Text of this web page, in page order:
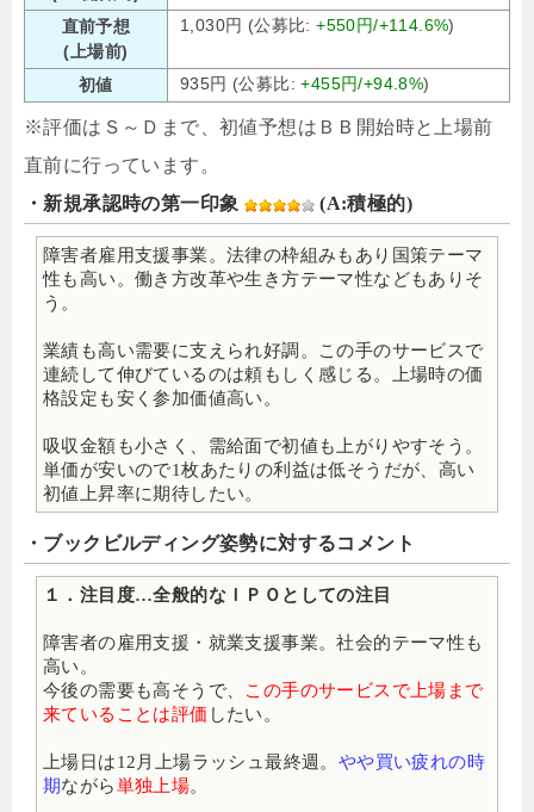
直前予想
(上場前)
1,030円 (公募比:+550円/+114.6%)
初値 935円 (公募比:+455円/+94.8%)
※評価はＳ～Ｄまで、初値予想はＢＢ開始時と上場前
直前に行っています。
・新規承認時の第一印象
(A:積極的)
障害者雇用支援事業。法律の枠組みもあり国策テーマ
性も高い。働き方改革や生き方テーマ性などもありそ
う。
業績も高い需要に支えられ好調。この手のサービスで
連続して伸びているのは頼もしく感じる。上場時の価
格設定も安く参加価値高い。
吸収金額も小さく、需給面で初値も上がりやすそう。
単価が安いので1枚あたりの利益は低そうだが、高い
初値上昇率に期待したい。
・ブックビルディング姿勢に対するコメント
１．注目度…全般的なＩＰＯとしての注目
障害者の雇用支援・就業支援事業。社会的テーマ性も
高い。
今後の需要も高そうで、 この手のサービスで上場まで
来ていることは評価 したい。
上場日は12月上場ラッシュ最終週。 やや買い疲れの時
期ながら単独上場。